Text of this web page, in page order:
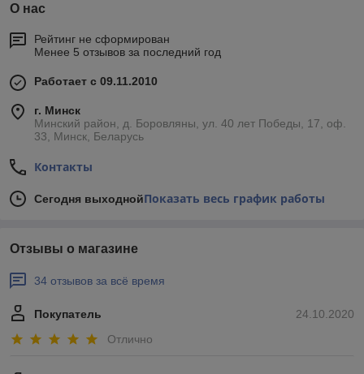
О нас
Рейтинг не сформирован
Менее 5 отзывов за последний год
Работает с 09.11.2010
г. Минск
Минский район, д. Боровляны, ул. 40 лет Победы, 17, оф.
33, Минск, Беларусь
Контакты
Сегодня выходнойПоказать весь график работы
Отзывы о магазине
34 отзывов за всё время
24.10.2020
Покупатель
Отлично